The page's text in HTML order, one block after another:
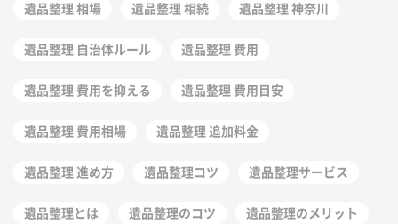
遺品整理 相場 遺品整理 相続 遺品整理 神奈川
遺品整理 自治体ルール 遺品整理 費用
遺品整理 費用を抑える 遺品整理 費用目安
遺品整理 費用相場 遺品整理 追加料金
遺品整理 進め方 遺品整理コツ 遺品整理サービス
遺品整理とは 遺品整理のコツ 遺品整理のメリット